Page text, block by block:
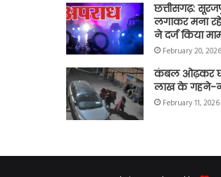
छत्तीसगढ़:
लगाकर मना
ने दर्ज किया
February 20, 2026
कंबल ओढ़कर
लाख के गहने-
February 11, 2026